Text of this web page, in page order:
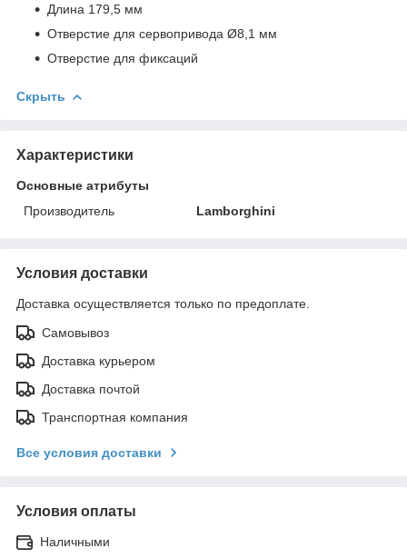
Длина 179,5 мм
Отверстие для сервопривода Ø8,1 мм
Отверстие для фиксаций
Скрыть
Характеристики
Основные атрибуты
Производитель
Lamborghini
Условия доставки
Доставка осуществляется только по предоплате.
Самовывоз
Доставка курьером
Доставка почтой
Транспортная компания
Все условия доставки
Условия оплаты
Наличными